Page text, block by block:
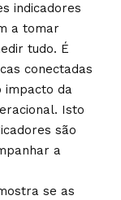
indicadores
a tomar
tudo. É
conectadas
impacto da
Isto
são
a
se as